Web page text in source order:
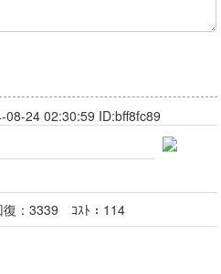
08-24 02:30:59 ID:bff8fc89
： 3339 ｺｽﾄ： 114